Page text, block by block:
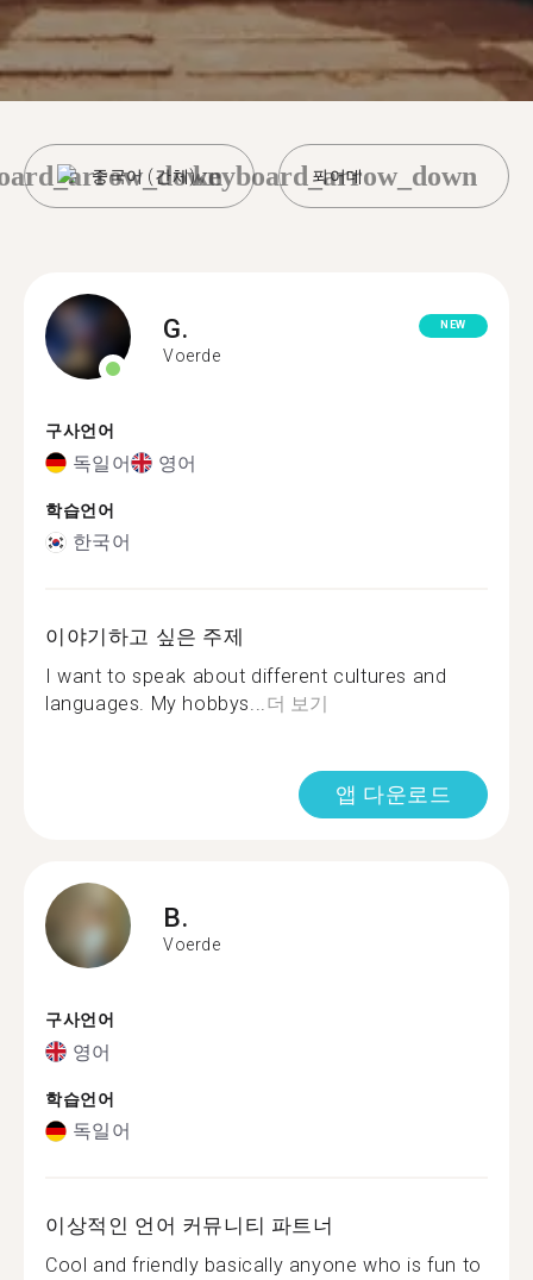
중국어 (간체) 푀어데
keyboard_arrow_down
G.
Voerde
NEW
구사언어
독일어 영어
학습언어
한국어
이야기하고 싶은 주제
I want to speak about different cultures and
languages. My hobbys...더 보기
앱 다운로드
B.
Voerde
구사언어
영어
학습언어
독일어
이상적인 언어 커뮤니티 파트너
Cool and friendly basically anyone who is fun to